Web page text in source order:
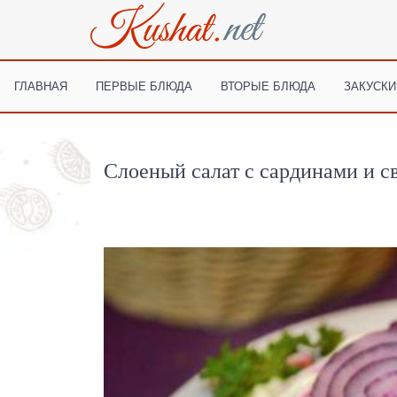
ГЛАВНАЯ ПЕРВЫЕ БЛЮДА ВТОРЫЕ БЛЮДА ЗАКУСКИ
Слоеный салат с сардинами и